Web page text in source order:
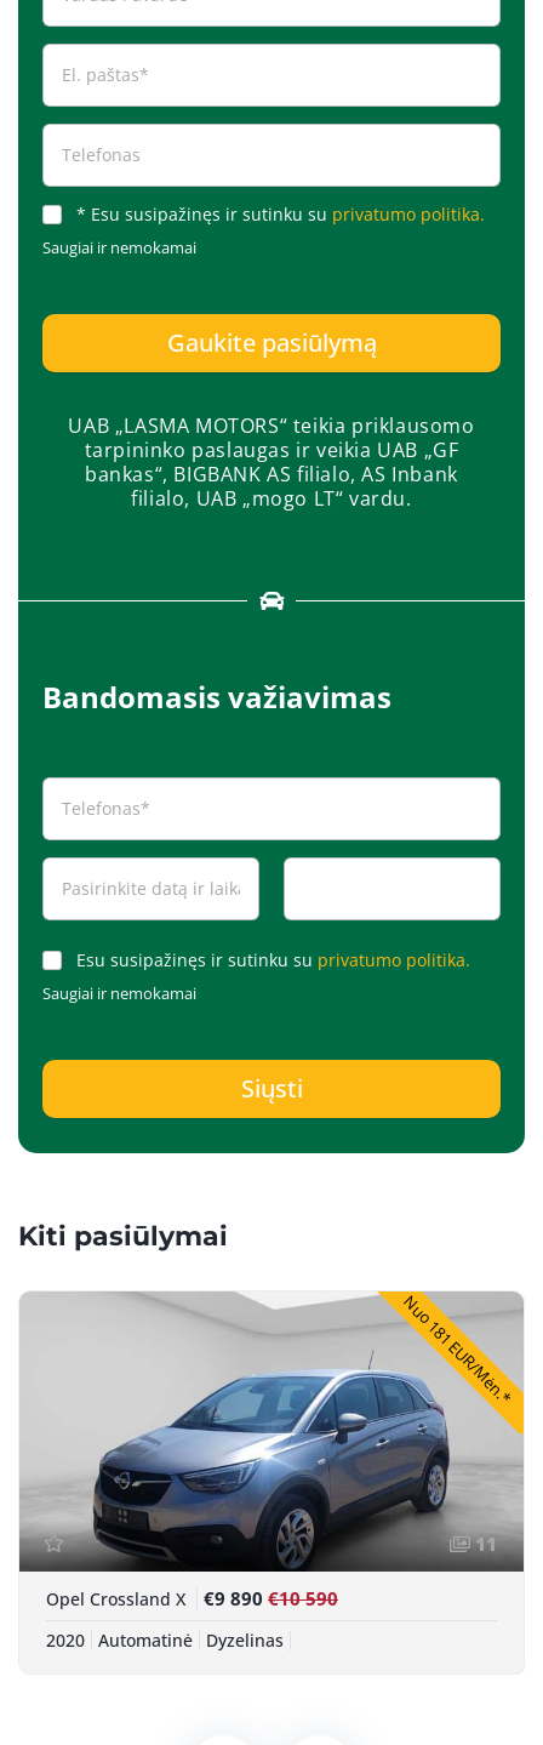
* Esu susipažinęs ir sutinku su privatumo politika.
Saugiai ir nemokamai
Gaukite pasiūlymą
UAB „LASMA MOTORS“ teikia priklausomo
tarpininko paslaugas ir veikia UAB „GF
bankas“, BIGBANK AS filialo, AS Inbank
filialo, UAB „mogo LT“ vardu.
Bandomasis važiavimas
Esu susipažinęs ir sutinku su privatumo politika.
Saugiai ir nemokamai
Siųsti
Kiti pasiūlymai
Nuo 181 EUR/Mėn.*
11
Opel Crossland X €9 890 €10 590
2020 Automatinė Dyzelinas